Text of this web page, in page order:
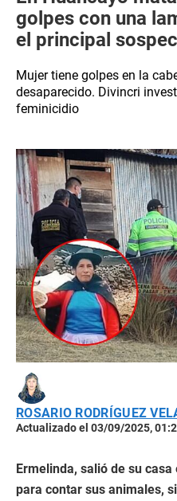
golpes con una
el principal
Mujer tiene golpes en la
desaparecido. Divincri
feminicidio
ROSARIO RODRÍGUEZ
Actualizado el 03/09/2025,
Ermelinda, salió de su
para contar sus animales,